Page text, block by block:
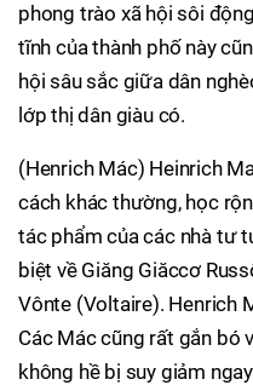
phong trào xã hội sôi
tĩnh của thành phố này
hội sâu sắc giữa dân
lớp thị dân giàu có.
(Henrich Mác) Heinrich
cách khác thường, học
tác phẩm của các nhà tư
biệt về Giăng Giăccơ
Vônte (Voltaire). Henrich
Các Mác cũng rất gắn bó
không hề bị suy giảm